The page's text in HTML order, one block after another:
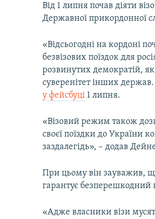
Від 1 липня почав діяти
Державної прикордонної
«Відсьогодні на кордоні
безвізових поїздок для
розвинутих демократій,
суверенітет інших
у фейсбуці 1 липня.
«Візовий режим також
своєї поїздки до України
заздалегідь», – додав
При цьому він зауважив,
гарантує безперешкодний
«Адже власники візи